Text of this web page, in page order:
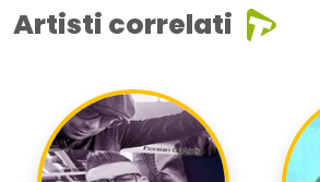
Artisti correlati